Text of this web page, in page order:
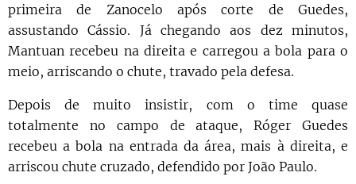
primeira de Zanocelo após corte de Guedes,
assustando Cássio. Já chegando aos dez minutos,
Mantuan recebeu na direita e carregou a bola para o
meio, arriscando o chute, travado pela defesa.
Depois de muito insistir, com o time quase
totalmente no campo de ataque, Róger Guedes
recebeu a bola na entrada da área, mais à direita, e
arriscou chute cruzado, defendido por João Paulo.